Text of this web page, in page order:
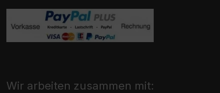
Wir arbeiten zusammen mit: